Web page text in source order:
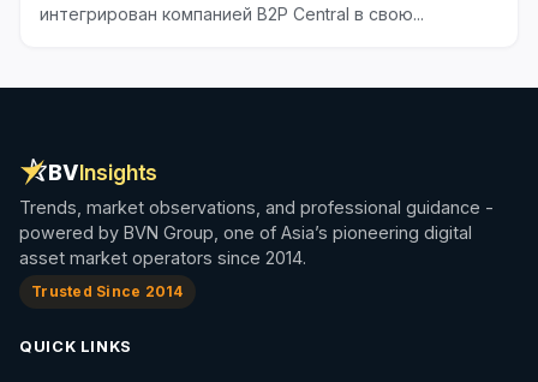
интегрирован компанией B2P Central в свою...
BVInsights
Trends, market observations, and professional guidance -
powered by BVN Group, one of Asia’s pioneering digital
asset market operators since 2014.
Trusted Since 2014
QUICK LINKS